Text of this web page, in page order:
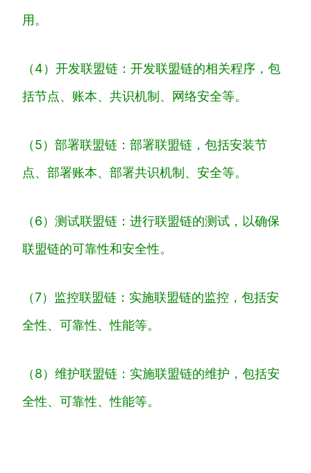
用 。
（4） 开发联盟链 ： 开发联盟链的相关程序 ， 包
括节点、 账本、 共识机制 、 网络安全等。
（5） 部署联盟链 ： 部署联盟链 ， 包括安装节
点、 部署账本、 部署共识机制 、 安全等。
（6） 测试联盟链 ： 进行联盟链的测试 ， 以确保
联盟链的可靠性和安全性。
（7） 监控联盟链 ： 实施联盟链的监控 ， 包括安
全性、 可靠性、性能等。
（8） 维护联盟链 ： 实施联盟链的维护 ， 包括安
全性、 可靠性、性能等。